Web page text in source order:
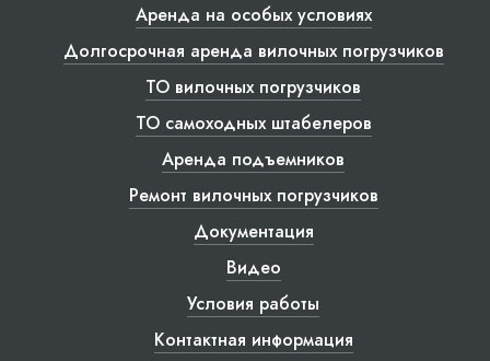
Аренда на особых условиях
Долгосрочная аренда вилочных погрузчиков
ТО вилочных погрузчиков
ТО самоходных штабелеров
Аренда подъемников
Ремонт вилочных погрузчиков
Документация
Видео
Условия работы
Контактная информация